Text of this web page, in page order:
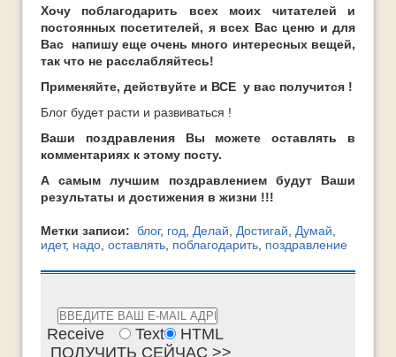
Хочу поблагодарить всех моих читателей и
постоянных посетителей, я всех Вас ценю и для
Вас напишу еще очень много интересных вещей,
так что не расслабляйтесь!
Применяйте, действуйте и ВСЕ у вас получится !
Блог будет расти и развиваться !
Ваши поздравления Вы можете оставлять в
комментариях к этому посту.
А самым лучшим поздравлением будут Ваши
результаты и достижения в жизни !!!
Метки записи: блог, год Делай Достигай Думай
идет, надо оставлять поблагодарить поздравление
Receive Text
HTML
ПОЛУЧИТЬ СЕЙЧАС >>